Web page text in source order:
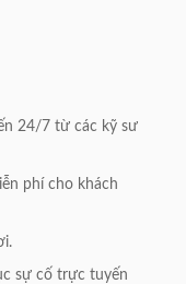
24/7 từ các kỹ sư
phí cho khách
sự cố trực tuyến